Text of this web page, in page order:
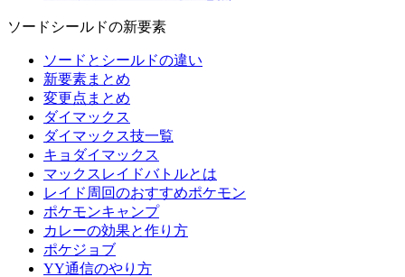
ソードシールドの新要素
ソードとシールドの違い
新要素まとめ
変更点まとめ
ダイマックス
ダイマックス技一覧
キョダイマックス
マックスレイドバトルとは
レイド周回のおすすめポケモン
ポケモンキャンプ
カレーの効果と作り方
ポケジョブ
YY通信のやり方